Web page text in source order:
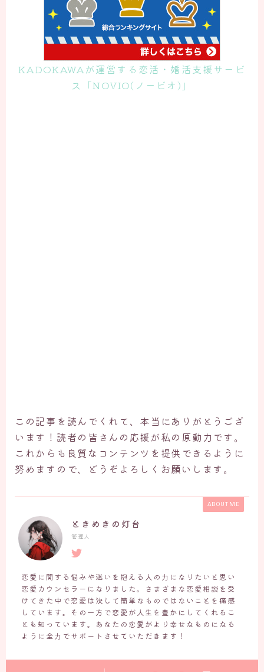
KADOKAWAが運営する恋活・婚活支援サービ
ス「NOVIO(ノービオ)」
この記事を読んでくれて、本当にありがとうござ
います！読者の皆さんの応援が私の原動力です。
これからも良質なコンテンツを提供できるように
努めますので、どうぞよろしくお願いします。
ABOUT ME
ときめきの灯台
管理人
恋愛に関する悩みや迷いを抱える人の力になりたいと思い
恋愛カウンセラーになりました。さまざまな恋愛相談を受
けてきた中で恋愛は決して簡単なものではないことを痛感
しています。その一方で恋愛が人生を豊かにしてくれるこ
とも知っています。あなたの恋愛がより幸せなものになる
ように全力でサポートさせていただきます！